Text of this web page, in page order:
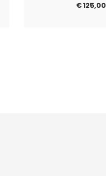
€125,00